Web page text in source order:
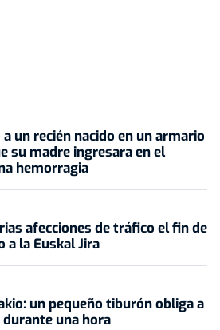
un recién nacido en un armario
su madre ingresara en el
hemorragia
afecciones de tráfico el fin de
a la Euskal Jira
un pequeño tiburón obliga a
una hora